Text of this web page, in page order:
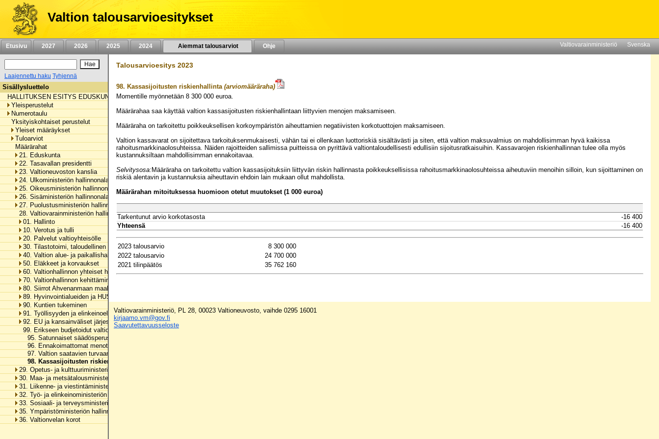
Siirry
sisältöön
Valtion talousarvioesitykset
Etusivu 2027 2026 2025 2024 Aiemmat talousarviot Ohje Valtiovarainministeriö Svenska
Laajennettu haku Tyhjennä
Sisällysluettelo
HALLITUKSEN ESITYS EDUSKUNNALLE VALTION TALOUSARVIOKSI VUODELLE 2023
Yleisperustelut
Numerotaulu
Yksityiskohtaiset perustelut
Yleiset määräykset
Tuloarviot
Määrärahat
21. Eduskunta
22. Tasavallan presidentti
23. Valtioneuvoston kanslia
24. Ulkoministeriön hallinnonala
25. Oikeusministeriön hallinnonala
26. Sisäministeriön hallinnonala
27. Puolustusministeriön hallinnonala
28. Valtiovarainministeriön hallinnonala
01. Hallinto
10. Verotus ja tulli
20. Palvelut valtioyhteisölle
30. Tilastotoimi, taloudellinen tutkimus ja rekisterihallinto
40. Valtion alue- ja paikallishallinto
50. Eläkkeet ja korvaukset
60. Valtionhallinnon yhteiset henkilöstömenot
70. Valtionhallinnon kehittäminen
80. Siirrot Ahvenanmaan maakunnalle
89. Hyvinvointialueiden ja HUS-yhtymän rahoitus
90. Kuntien tukeminen
91. Työllisyyden ja elinkeinoelämän tukeminen
92. EU ja kansainväliset järjestöt
99. Erikseen budjetoidut valtionhallinnon menot
95. Satunnaiset säädösperusteiset menot
96. Ennakoimattomat menot
97. Valtion saatavien turvaaminen
98. Kassasijoitusten riskienhallinta
29. Opetus- ja kulttuuriministeriön hallinnonala
30. Maa- ja metsätalousministeriön hallinnonala
31. Liikenne- ja viestintäministeriön hallinnonala
32. Työ- ja elinkeinoministeriön hallinnonala
33. Sosiaali- ja terveysministeriön hallinnonala
35. Ympäristöministeriön hallinnonala
36. Valtionvelan korot
Talousarvioesitys 2023
98. Kassasijoitusten riskienhallinta(arviomääräraha)
Momentille myönnetään 8 300 000 euroa.
Määrärahaa saa käyttää valtion kassasijoitusten riskienhallintaan liittyvien menojen maksamiseen.
Määräraha on tarkoitettu poikkeuksellisen korkoympäristön aiheuttamien negatiivisten korkotuottojen maksamiseen.
Valtion kassavarat on sijoitettava tarkoituksenmukaisesti, vähän tai ei ollenkaan luottoriskiä sisältävästi ja siten, että valtion maksuvalmius on mahdollisimman hyvä kaikissa
rahoitusmarkkinaolosuhteissa. Näiden rajoitteiden sallimissa puitteissa on pyrittävä valtiontaloudellisesti edullisiin sijoitusratkaisuihin. Kassavarojen riskienhallinnan tulee olla myös
kustannuksiltaan mahdollisimman ennakoitavaa.
Selvitysosa: Määräraha on tarkoitettu valtion kassasijoituksiin liittyvän riskin hallinnasta poikkeuksellisissa rahoitusmarkkinaolosuhteissa aiheutuviin menoihin silloin, kun sijoittaminen on
riskiä alentavin ja kustannuksia aiheuttavin ehdoin lain mukaan ollut mahdollista.
Määrärahan mitoituksessa huomioon otetut muutokset (1 000 euroa)
Tarkentunut arvio korkotasosta
-16 400
Yhteensä
-16 400
2023 talousarvio
8 300 000
2022 talousarvio
24 700 000
2021 tilinpäätös
35 762 160
Valtiovarainministeriö, PL 28, 00023 Valtioneuvosto, vaihde 0295 16001
kirjaamo.vm@gov.fi
Saavutettavuusseloste